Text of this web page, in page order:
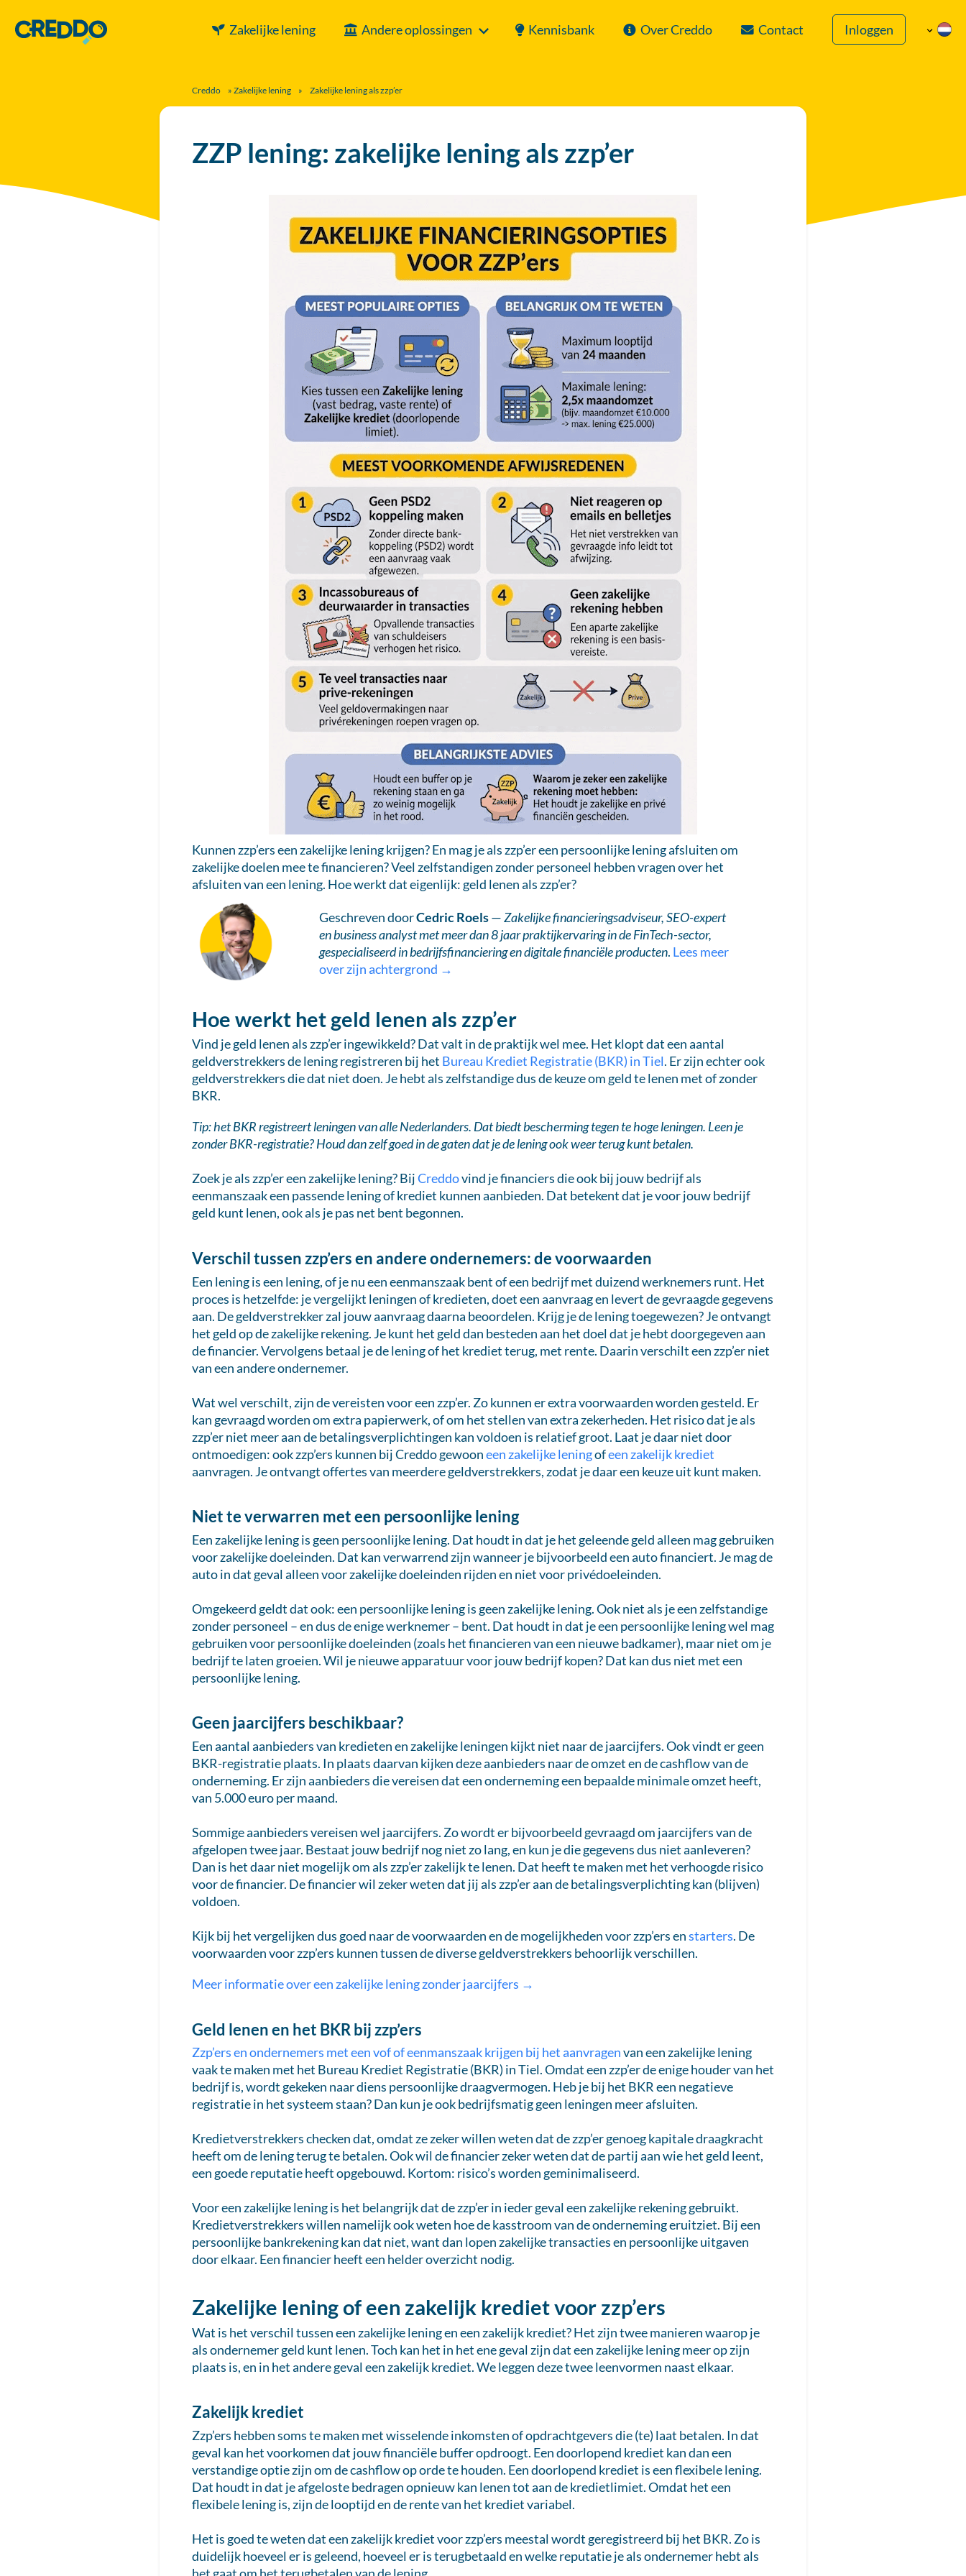
Zakelijke lening Andere oplossingen Kennisbank Over Creddo Contact Inloggen
Creddo » Zakelijke lening » Zakelijke lening als zzp’er
ZZP lening: zakelijke lening als zzp’er
Kunnen zzp’ers een zakelijke lening krijgen? En mag je als zzp’er een persoonlijke lening afsluiten om
zakelijke doelen mee te financieren? Veel zelfstandigen zonder personeel hebben vragen over het
afsluiten van een lening. Hoe werkt dat eigenlijk: geld lenen als zzp’er?
Geschreven doorCedric Roels—Zakelijke financieringsadviseur, SEO-expert
en business analyst met meer dan 8 jaar praktijkervaring in de FinTech-sector,
gespecialiseerd in bedrijfsfinanciering en digitale financiële producten. Lees meer
over zijn achtergrond →
Hoe werkt het geld lenen als zzp’er
Vind je geld lenen als zzp’er ingewikkeld? Dat valt in de praktijk wel mee. Het klopt dat een aantal
geldverstrekkers de lening registreren bij het Bureau Krediet Registratie (BKR) in Tiel. Er zijn echter ook
geldverstrekkers die dat niet doen. Je hebt als zelfstandige dus de keuze om geld te lenen met of zonder
BKR.
Tip: het BKR registreert leningen van alle Nederlanders. Dat biedt bescherming tegen te hoge leningen. Leen je
zonder BKR-registratie? Houd dan zelf goed in de gaten dat je de lening ook weer terug kunt betalen.
Zoek je als zzp’er een zakelijke lening? BijCreddovind je financiers die ook bij jouw bedrijf als
eenmanszaak een passende lening of krediet kunnen aanbieden. Dat betekent dat je voor jouw bedrijf
geld kunt lenen, ook als je pas net bent begonnen.
Verschil tussen zzp’ers en andere ondernemers: de voorwaarden
Een lening is een lening, of je nu een eenmanszaak bent of een bedrijf met duizend werknemers runt. Het
proces is hetzelfde: je vergelijkt leningen of kredieten, doet een aanvraag en levert de gevraagde gegevens
aan. De geldverstrekker zal jouw aanvraag daarna beoordelen. Krijg je de lening toegewezen? Je ontvangt
het geld op de zakelijke rekening. Je kunt het geld dan besteden aan het doel dat je hebt doorgegeven aan
de financier. Vervolgens betaal je de lening of het krediet terug, met rente. Daarin verschilt een zzp’er niet
van een andere ondernemer.
Wat wel verschilt, zijn de vereisten voor een zzp’er. Zo kunnen er extra voorwaarden worden gesteld. Er
kan gevraagd worden om extra papierwerk, of om het stellen van extra zekerheden. Het risico dat je als
zzp’er niet meer aan de betalingsverplichtingen kan voldoen is relatief groot. Laat je daar niet door
ontmoedigen: ook zzp’ers kunnen bij Creddo gewooneen zakelijke leningofeen zakelijk krediet
aanvragen. Je ontvangt offertes van meerdere geldverstrekkers, zodat je daar een keuze uit kunt maken.
Niet te verwarren met een persoonlijke lening
Een zakelijke lening is geen persoonlijke lening. Dat houdt in dat je het geleende geld alleen mag gebruiken
voor zakelijke doeleinden. Dat kan verwarrend zijn wanneer je bijvoorbeeld een auto financiert. Je mag de
auto in dat geval alleen voor zakelijke doeleinden rijden en niet voor privédoeleinden.
Omgekeerd geldt dat ook: een persoonlijke lening is geen zakelijke lening. Ook niet als je een zelfstandige
zonder personeel – en dus de enige werknemer – bent. Dat houdt in dat je een persoonlijke lening wel mag
gebruiken voor persoonlijke doeleinden (zoals het financieren van een nieuwe badkamer), maar niet om je
bedrijf te laten groeien. Wil je nieuwe apparatuur voor jouw bedrijf kopen? Dat kan dus niet met een
persoonlijke lening.
Geen jaarcijfers beschikbaar?
Een aantal aanbieders van kredieten en zakelijke leningen kijkt niet naar de jaarcijfers. Ook vindt er geen
BKR-registratie plaats. In plaats daarvan kijken deze aanbieders naar de omzet en de cashflow van de
onderneming. Er zijn aanbieders die vereisen dat een onderneming een bepaalde minimale omzet heeft,
van 5.000 euro per maand.
Sommige aanbieders vereisen wel jaarcijfers. Zo wordt er bijvoorbeeld gevraagd om jaarcijfers van de
afgelopen twee jaar. Bestaat jouw bedrijf nog niet zo lang, en kun je die gegevens dus niet aanleveren?
Dan is het daar niet mogelijk om als zzp’er zakelijk te lenen. Dat heeft te maken met het verhoogde risico
voor de financier. De financier wil zeker weten dat jij als zzp’er aan de betalingsverplichting kan (blijven)
voldoen.
Kijk bij het vergelijken dus goed naar de voorwaarden en de mogelijkheden voor zzp’ers enstarters. De
voorwaarden voor zzp’ers kunnen tussen de diverse geldverstrekkers behoorlijk verschillen.
Meer informatie over een zakelijke lening zonder jaarcijfers →
Geld lenen en het BKR bij zzp’ers
Zzp’ers en ondernemers met een vof of eenmanszaak krijgen bij het aanvragenvan een zakelijke lening
vaak te maken met het Bureau Krediet Registratie (BKR) in Tiel. Omdat een zzp’er de enige houder van het
bedrijf is, wordt gekeken naar diens persoonlijke draagvermogen. Heb je bij het BKR een negatieve
registratie in het systeem staan? Dan kun je ook bedrijfsmatig geen leningen meer afsluiten.
Kredietverstrekkers checken dat, omdat ze zeker willen weten dat de zzp’er genoeg kapitale draagkracht
heeft om de lening terug te betalen. Ook wil de financier zeker weten dat de partij aan wie het geld leent,
een goede reputatie heeft opgebouwd. Kortom: risico’s worden geminimaliseerd.
Voor een zakelijke lening is het belangrijk dat de zzp’er in ieder geval een zakelijke rekening gebruikt.
Kredietverstrekkers willen namelijk ook weten hoe de kasstroom van de onderneming eruitziet. Bij een
persoonlijke bankrekening kan dat niet, want dan lopen zakelijke transacties en persoonlijke uitgaven
door elkaar. Een financier heeft een helder overzicht nodig.
Zakelijke lening of een zakelijk krediet voor zzp’ers
Wat is het verschil tussen een zakelijke lening en een zakelijk krediet? Het zijn twee manieren waarop je
als ondernemer geld kunt lenen. Toch kan het in het ene geval zijn dat een zakelijke lening meer op zijn
plaats is, en in het andere geval een zakelijk krediet. We leggen deze twee leenvormen naast elkaar.
Zakelijk krediet
Zzp’ers hebben soms te maken met wisselende inkomsten of opdrachtgevers die (te) laat betalen. In dat
geval kan het voorkomen dat jouw financiële buffer opdroogt. Een doorlopend krediet kan dan een
verstandige optie zijn om de cashflow op orde te houden. Een doorlopend krediet is een flexibele lening.
Dat houdt in dat je afgeloste bedragen opnieuw kan lenen tot aan de kredietlimiet. Omdat het een
flexibele lening is, zijn de looptijd en de rente van het krediet variabel.
Het is goed te weten dat een zakelijk krediet voor zzp’ers meestal wordt geregistreerd bij het BKR. Zo is
duidelijk hoeveel er is geleend, hoeveel er is terugbetaald en welke reputatie je als ondernemer hebt als